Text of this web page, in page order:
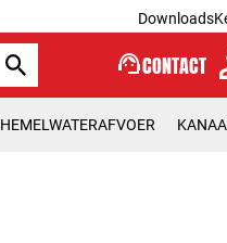
Downloads
support_agentCONTACT
HEMELWATERAFVOER